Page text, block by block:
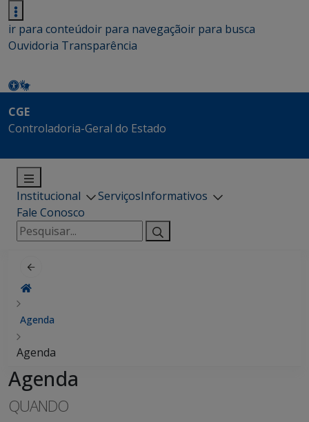
ir para conteúdoir para navegaçãoir para busca
Ouvidoria Transparência
CGE
Controladoria-Geral do Estado
Institucional ServiçosInformativos
Fale Conosco
Pesquisar
por:
Agenda
Agenda
Agenda
QUANDO